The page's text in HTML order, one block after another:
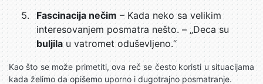
Fascinacija nečim – Kada neko sa velikim
interesovanjem posmatra nešto. – „Deca su
buljilau vatromet oduševljeno.“
Kao što se može primetiti, ova reč se često koristi u situacijama
kada želimo da opišemo uporno i dugotrajno posmatranje.